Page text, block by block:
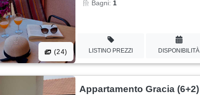
(24)
Bagni: 1
LISTINO PREZZI DISPONIBILITÀ
Appartamento Gracia (6+2)